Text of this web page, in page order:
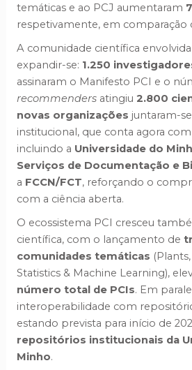
temáticas e ao PCJ aumentaram
respetivamente, em comparação
A comunidade científica
expandir-se: 1.250
assinaram o Manifesto PCI e o
recommendersatingiu 2.800
novas organizações juntaram-
institucional, que conta agora com
incluindo a Universidade do
Serviços de Documentação e
a FCCN/FCT, reforçando o
com a ciência aberta.
O ecossistema PCI cresceu
científica, com o lançamento de
comunidades temáticas
Statistics & Machine Learning),
número total de PCIs. Em
interoperabilidade com
estando prevista para início de
repositórios institucionais da
Minho.